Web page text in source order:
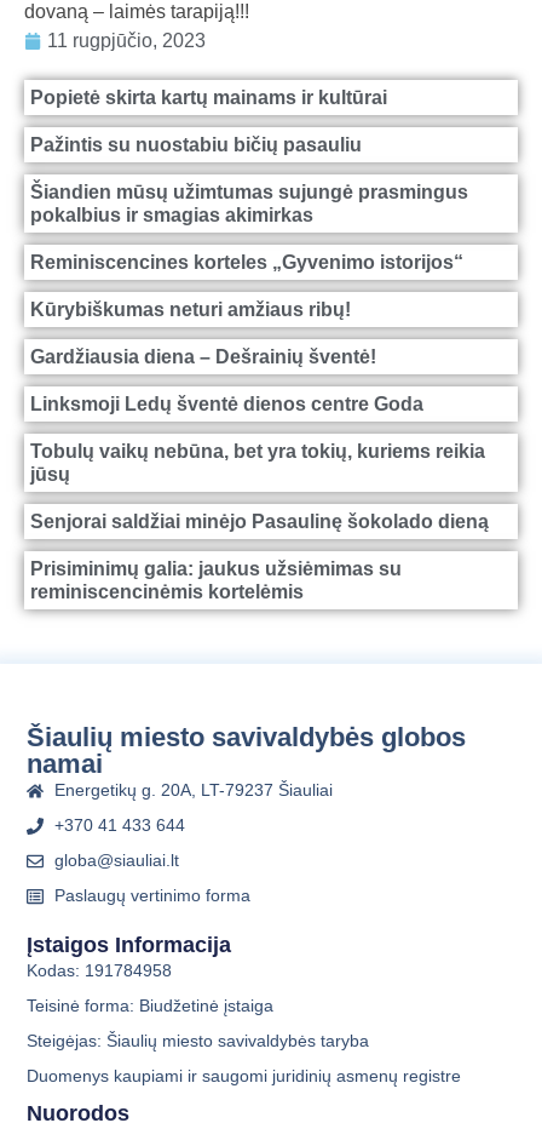
dovaną – laimės tarapiją!!!
11 rugpjūčio, 2023
Popietė skirta kartų mainams ir kultūrai
Pažintis su nuostabiu bičių pasauliu
Šiandien mūsų užimtumas sujungė prasmingus
pokalbius ir smagias akimirkas
Reminiscencines korteles „Gyvenimo istorijos“
Kūrybiškumas neturi amžiaus ribų!
Gardžiausia diena – Dešrainių šventė!
Linksmoji Ledų šventė dienos centre Goda
Tobulų vaikų nebūna, bet yra tokių, kuriems reikia
jūsų
Senjorai saldžiai minėjo Pasaulinę šokolado dieną
Prisiminimų galia: jaukus užsiėmimas su
reminiscencinėmis kortelėmis
Šiaulių miesto savivaldybės globos
namai
Energetikų g. 20A, LT-79237 Šiauliai
+370 41 433 644
globa@siauliai.lt
Paslaugų vertinimo forma
Įstaigos Informacija
Kodas: 191784958
Teisinė forma: Biudžetinė įstaiga
Steigėjas: Šiaulių miesto savivaldybės taryba
Duomenys kaupiami ir saugomi juridinių asmenų registre
Nuorodos